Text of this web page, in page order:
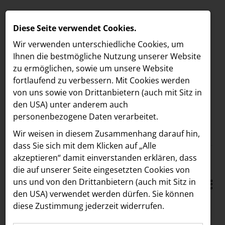
MELDUNGEN
LOEBELL NORDBERG
INNER
aehre
Astoria Artshow
B/S/H Hausgeräte
Meldungen /
Text Bilder
06.06.2025
Nachhaltigkeitsfestival
in der SCS: Stargast
Diese Seite verwendet Cookies.
Wir verwenden unterschiedliche Cookies, um
Ihnen die best­mögliche Nutzung unserer Website
zu ermöglichen, sowie um unsere Website
fortlaufend zu verbessern. Mit Cookies werden
von uns sowie von Drittanbietern (auch mit Sitz in
den USA) unter anderem auch
personenbezogene Daten verarbeitet.
Wir weisen in diesem Zusammenhang darauf hin,
dass Sie sich mit dem Klicken auf „Alle
akzeptieren“ damit ein­ver­standen erklären, dass
die auf unserer Seite eingesetzten Cookies von
uns und von den Drittanbietern (auch mit Sitz in
den USA) verwendet werden dürfen. Sie können
diese Zustimmung jederzeit widerrufen.